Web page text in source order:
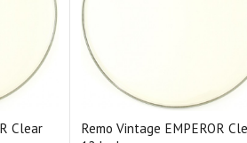
Clear
Remo Vintage EMPEROR